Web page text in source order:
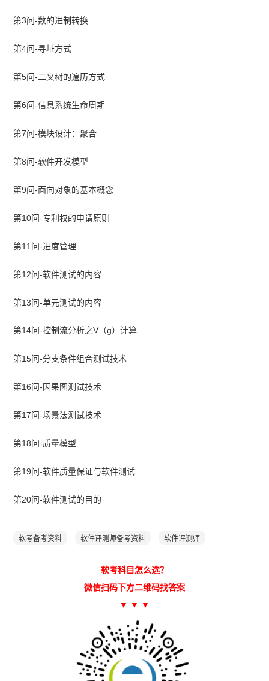
第3问-数的进制转换
第4问-寻址方式
第5问-二叉树的遍历方式
第6问-信息系统生命周期
第7问-模块设计：聚合
第8问-软件开发模型
第9问-面向对象的基本概念
第10问-专利权的申请原则
第11问-进度管理
第12问-软件测试的内容
第13问-单元测试的内容
第14问-控制流分析之V（g）计算
第15问-分支条件组合测试技术
第16问-因果图测试技术
第17问-场景法测试技术
第18问-质量模型
第19问-软件质量保证与软件测试
第20问-软件测试的目的
软考备考资料 软件评测师备考资料 软件评测师
软考科目怎么选？
微信扫码下方二维码找答案
▼ ▼ ▼